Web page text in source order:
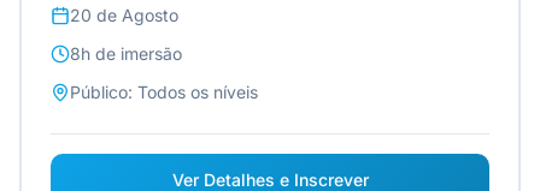
20 de Agosto
8h de imersão
Público: Todos os níveis
Ver Detalhes e Inscrever